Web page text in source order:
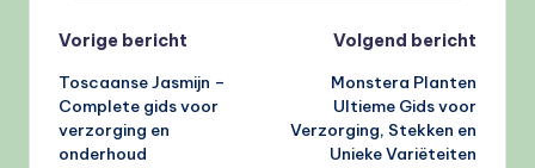
Bericht
navigatie
Vorige bericht
Toscaanse Jasmijn –
Complete gids voor
verzorging en
onderhoud
Volgend bericht
Monstera Planten
Ultieme Gids voor
Verzorging, Stekken en
Unieke Variëteiten